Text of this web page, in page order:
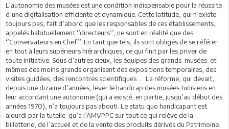
L’autonomie des musées est une condition indispensable pour la réussite
d’une digitalisation efficiente et dynamique. Cette latitude, qui n’existe
toujours pas, fait d’abord que les responsables de ces établissements,
appelés habituellement ‘’directeurs’’, ne sont en réalité que des
‘’Conservateurs en Chef’’. En tant que tels, ils sont obligés de se référer
en tout à leurs supérieurs hiérarchiques, ce qui finit par les priver de
toute initiative. Sous d’autres cieux, les équipes des grands musées et
mêmes des moins grands organisent des expositions temporaires, des
visites guidées, des rencontres scientifiques … La réforme, qui devait,
depuis une dizaine d’années, lever le handicap des musées tunisiens en
leur accordant une autonomie (qui a existé, en partie, jusqu’au début des
années 1970), n’a toujours pas abouti. Le statu quo handicapant est
alourdi par la tutelle qu’a l’AMVPPC sur tout ce qui relève de la
billetterie, de l’accueil et de la vente des produits dérivés du Patrimoine.